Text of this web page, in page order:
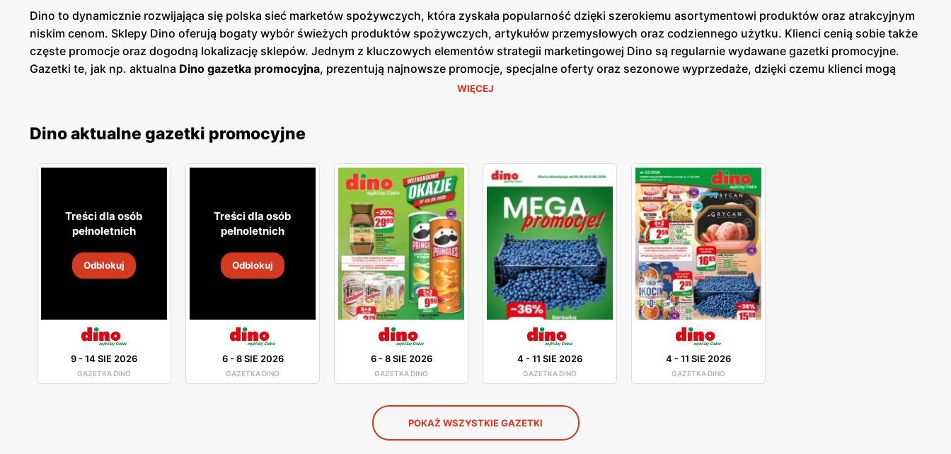
Dino to dynamicznie rozwijająca się polska sieć marketów spożywczych, która zyskała popularność dzięki szerokiemu asortymentowi produktów oraz atrakcyjnym
niskim cenom. Sklepy Dino oferują bogaty wybór świeżych produktów spożywczych, artykułów przemysłowych oraz codziennego użytku. Klienci cenią sobie także
częste promocje oraz dogodną lokalizację sklepów. Jednym z kluczowych elementów strategii marketingowej Dino są regularnie wydawane gazetki promocyjne.
Gazetki te, jak np. aktualna Dino gazetka promocyjna, prezentują najnowsze promocje, specjalne oferty oraz sezonowe wyprzedaże, dzięki czemu klienci mogą
planować swoje zakupy i korzystać z wyjątkowych okazji cenowych. Są one dostępne zarówno w formie papierowej w sklepach, jak i online, co umożliwia łatwy
które umożliwiają dodatkowe oszczędności przy regularnych zakupach. Dzięki dogodnym lokalizacjom oraz szerokiemu asortymentowi produktów, Dino stało się
blisko domu. Firma stawia na wysoką jakość obsługi oraz komfort klientów, co przekłada się na zadowolenie i lojalność kupujących. Sieć Dino to miejsce, gdzie
jakość, świeżość i niskie ceny idą w parze, oferując szeroki wybór produktów dla każdego klienta.
WIĘCEJ
Dino aktualne gazetki promocyjne
Treści dla osób
pełnoletnich
Odblokuj
9-14 SIE 2026
GAZETKA DINO
Treści dla osób
pełnoletnich
Odblokuj
6-8 SIE 2026
GAZETKA DINO
6-8 SIE 2026
GAZETKA DINO
4 -11 SIE 2026
GAZETKA DINO
4 -11 SIE 2026
GAZETKA DINO
POKAŻ WSZYSTKIE GAZETKI